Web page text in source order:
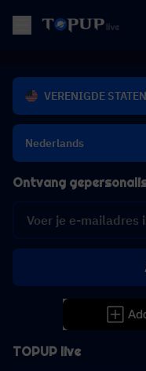
VERENIGDE
Nederlands
TOPUP live
Ontvang